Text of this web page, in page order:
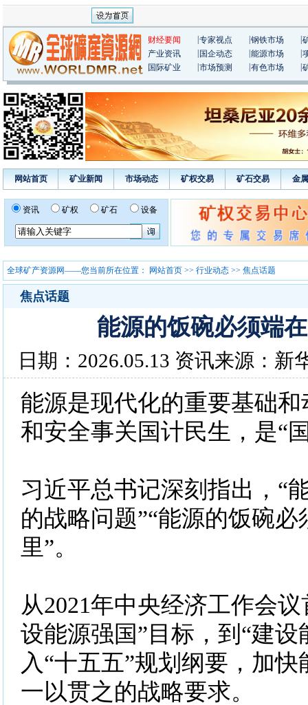
财经要闻 专家视点 钢铁市场
产业资讯
国企动态 能源市场
国际矿业
市场预测 有色市场
网站首页 矿业新闻 市场动态 矿权交易 矿石交易 金
资讯 矿权 矿石 设备
全球矿产资源网——您当前所在位置： 网站首页 >> 行业动态 >> 焦点话题
焦点话题
能源的饭碗必须端
日期：2026.05.13 资讯来源：新
能源是现代化的重要基础
和安全事关国计民生，是“
习近平总书记深刻指出，“
的战略问题”“能源的饭碗
里”。
从2021年中央经济工作会
设能源强国”目标，到“建设
入“十五五”规划纲要，加
一以贯之的战略要求。